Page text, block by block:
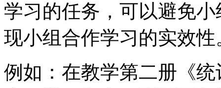
学习的任务，可以避免
现小组合作学习的实效性
例如：在教学第二册《